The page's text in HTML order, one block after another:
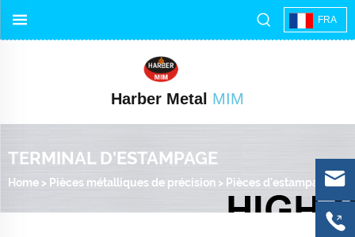
FRA
Harber Metal MIM
TERMINAL D'ESTAMPAGE
Home > Pièces métalliques de précision > Pièces d'estampage de précision